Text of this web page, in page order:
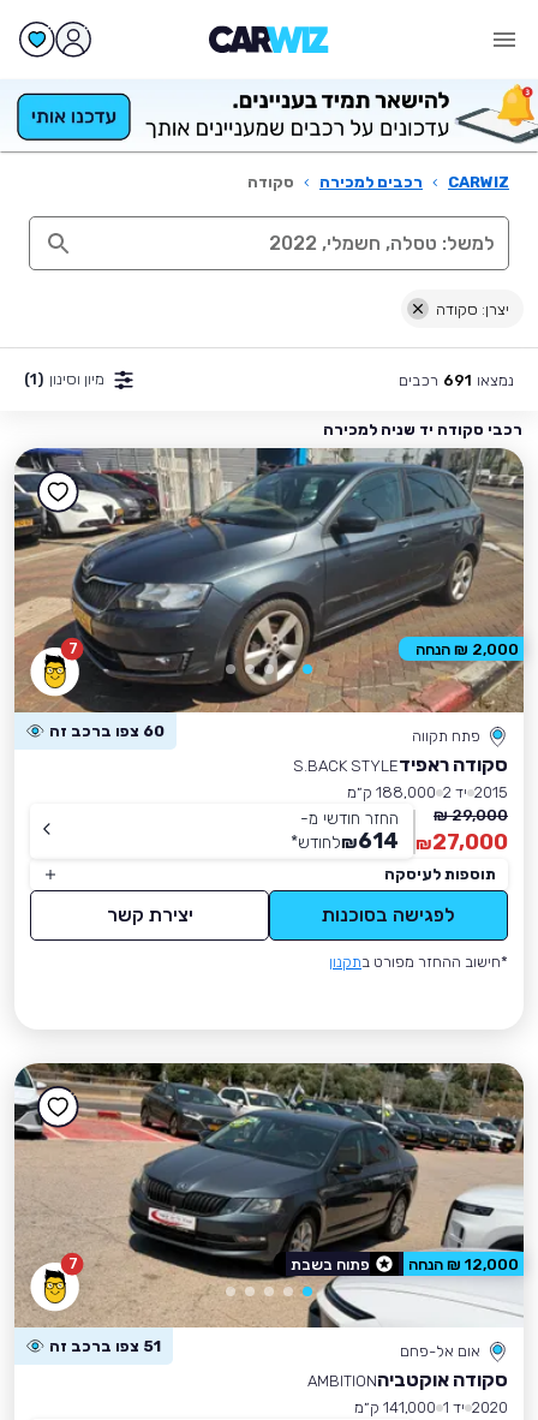
CARWIZ
› רכבים למכירה › סקודה
יצרן: סקודה
נמצאו 691 רכבים מיון וסינון (1)
רכבי סקודה יד שניה למכירה
7
פתח תקווה 60 צפו ברכב זה
סקודה ראפידS.BACK STYLE
2015 יד 2
188,000 ק״מ
29,000 ₪
27,000
₪
החזר חודשי מ-
614
₪לחודש*
תוספות לעיסקה
לפגישה בסוכנות יצירת קשר
*חישוב ההחזר מפורט בתקנון
2,000 ₪ הנחה
7
אום אל-פחם 51 צפו ברכב זה
סקודה אוקטביהAMBITION
2020 יד 1
141,000 ק״מ
12,000 ₪ הנחה פתוח בשבת